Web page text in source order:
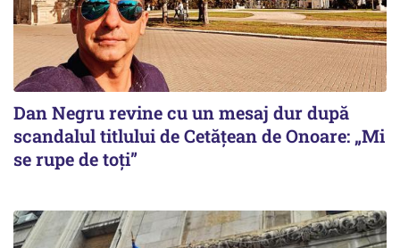
Dan Negru revine cu un mesaj dur după
scandalul titlului de Cetățean de Onoare: „Mi
se rupe de toți”